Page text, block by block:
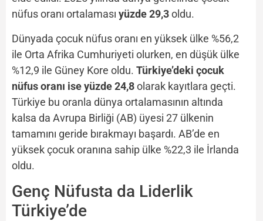
nüfus oranı ortalaması yüzde 29,3oldu.
Dünyada çocuk nüfus oranı en yüksek ülke %56,2
ile Orta Afrika Cumhuriyeti olurken, en düşük ülke
%12,9 ile Güney Kore oldu. Türkiye’deki çocuk
nüfus oranı ise yüzde 24,8olarak kayıtlara geçti.
Türkiye bu oranla dünya ortalamasının altında
kalsa da Avrupa Birliği (AB) üyesi 27 ülkenin
tamamını geride bırakmayı başardı. AB’de en
yüksek çocuk oranına sahip ülke %22,3 ile İrlanda
oldu.
Genç Nüfusta da Liderlik
Türkiye’de